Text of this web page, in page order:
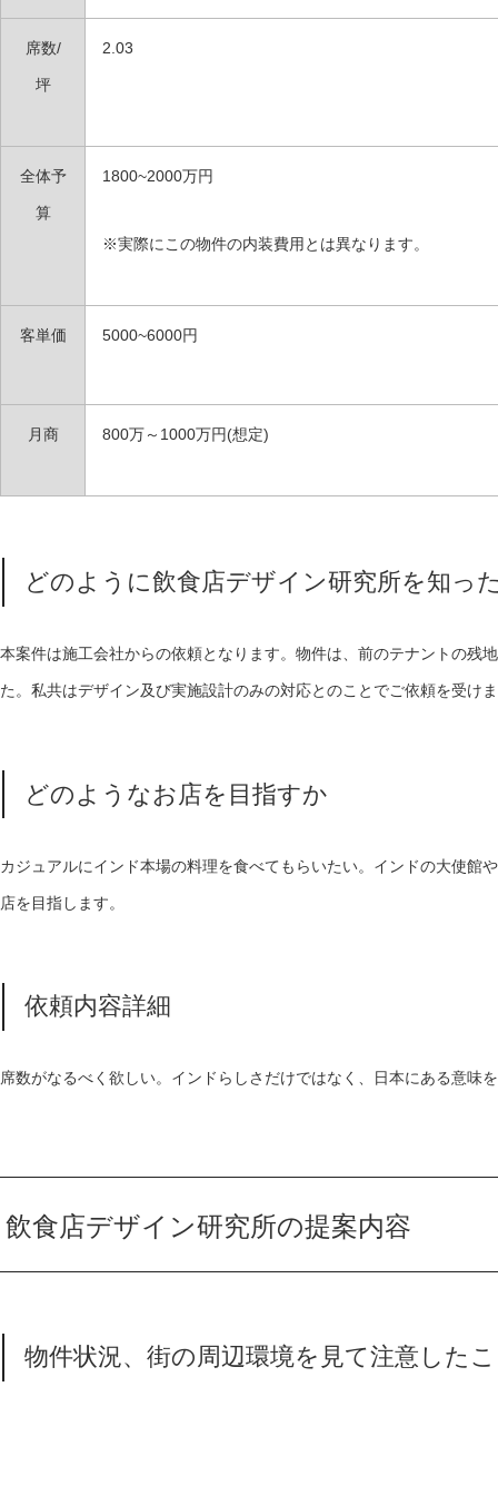
席数/
坪
2.03
全体予
算
1800~2000万円
※実際にこの物件の内装費用とは異なります。
客単価 5000~6000円
月商 800万～1000万円(想定)
どのように飲食店デザイン研究所を知っ
本案件は施工会社からの依頼となります。物件は、前のテナントの残
た。私共はデザイン及び実施設計のみの対応とのことでご依頼を受け
どのようなお店を目指すか
カジュアルにインド本場の料理を食べてもらいたい。インドの大使館
店を目指します。
依頼内容詳細
席数がなるべく欲しい。インドらしさだけではなく、日本にある意味
飲食店デザイン研究所の提案内容
物件状況、街の周辺環境を見て注意した